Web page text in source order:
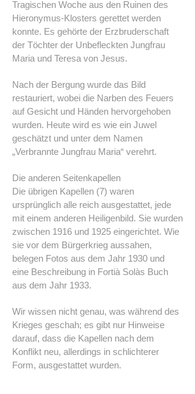
Tragischen Woche aus den Ruinen des
Hieronymus-Klosters gerettet werden
konnte. Es gehörte der Erzbruderschaft
der Töchter der Unbefleckten Jungfrau
Maria und Teresa von Jesus.
Nach der Bergung wurde das Bild
restauriert, wobei die Narben des Feuers
auf Gesicht und Händen hervorgehoben
wurden. Heute wird es wie ein Juwel
geschätzt und unter dem Namen
„Verbrannte Jungfrau Maria“ verehrt.
Die anderen Seitenkapellen
Die übrigen Kapellen (7) waren
ursprünglich alle reich ausgestattet, jede
mit einem anderen Heiligenbild. Sie wurden
zwischen 1916 und 1925 eingerichtet. Wie
sie vor dem Bürgerkrieg aussahen,
belegen Fotos aus dem Jahr 1930 und
eine Beschreibung in Fortià Solàs Buch
aus dem Jahr 1933.
Wir wissen nicht genau, was während des
Krieges geschah; es gibt nur Hinweise
darauf, dass die Kapellen nach dem
Konflikt neu, allerdings in schlichterer
Form, ausgestattet wurden.